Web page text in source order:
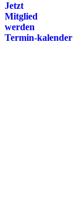
Jetzt
Mitglied
werden
Termin-kalender